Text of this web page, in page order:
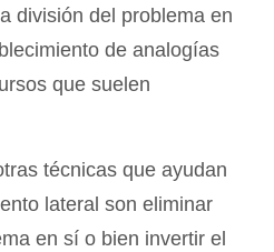
división del problema en
de analogías
que suelen
técnicas que ayudan
lateral son eliminar
en sí o bien invertir el